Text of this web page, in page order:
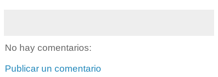
No hay comentarios:
Publicar un comentario